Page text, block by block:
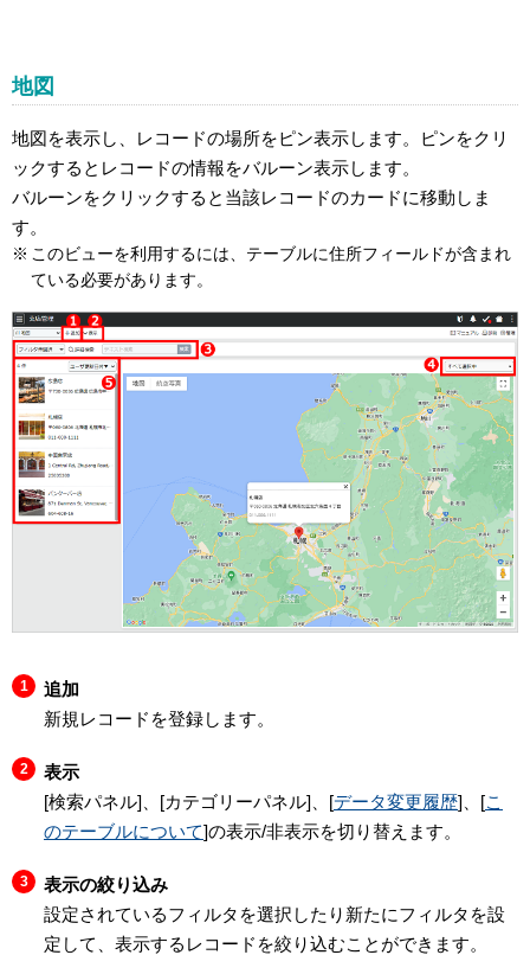
地図
地図を表示し、レコードの場所をピン表示します。ピンをクリ
ックするとレコードの情報をバルーン表示します。
バルーンをクリックすると当該レコードのカードに移動しま
す。
このビューを利用するには、テーブルに住所フィールドが含まれ
ている必要があります。
追加
新規レコードを登録します。
表示
[検索パネル]、[カテゴリーパネル]、[データ変更履歴]、[こ
のテーブルについて]の表示/非表示を切り替えます。
表示の絞り込み
設定されているフィルタを選択したり新たにフィルタを設
定して、表示するレコードを絞り込むことができます。